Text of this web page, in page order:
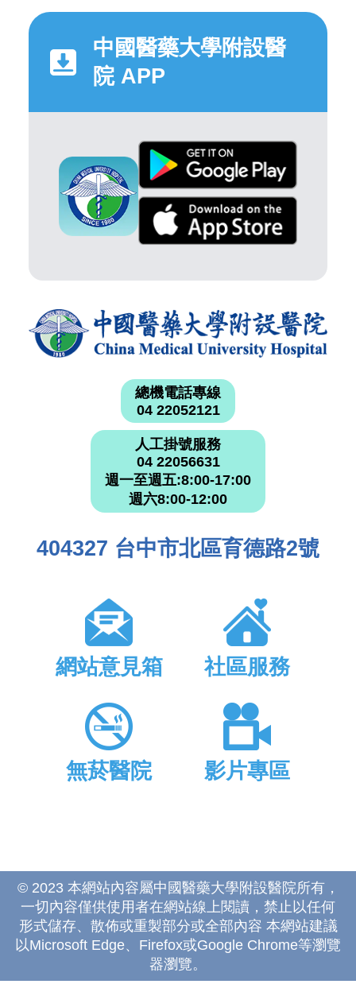
中國醫藥大學附設醫
院 APP
總機電話專線
04 22052121
人工掛號服務
04 22056631
週一至週五:8:00-17:00
週六8:00-12:00
404327 台中市北區育德路2號
網站意見箱 社區服務
無菸醫院 影片專區
© 2023 本網站內容屬中國醫藥大學附設醫院所有，
一切內容僅供使用者在網站線上閱讀，禁止以任何
形式儲存、散佈或重製部分或全部內容 本網站建議
以Microsoft Edge、Firefox或Google Chrome等瀏覽
器瀏覽。